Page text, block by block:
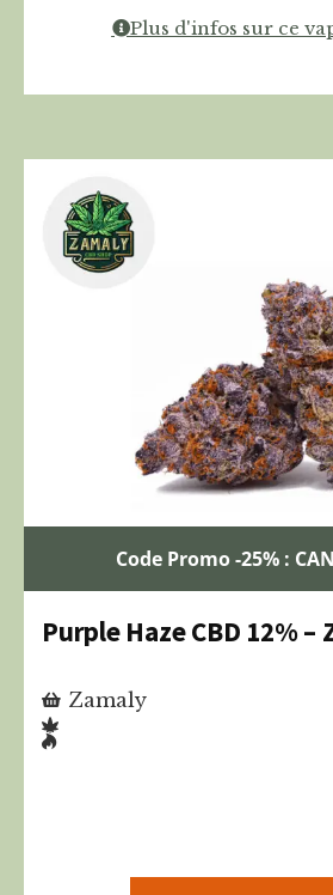
Plus d'infos sur ce
Code Promo -25% :
Purple Haze CBD 12% –
Zamaly